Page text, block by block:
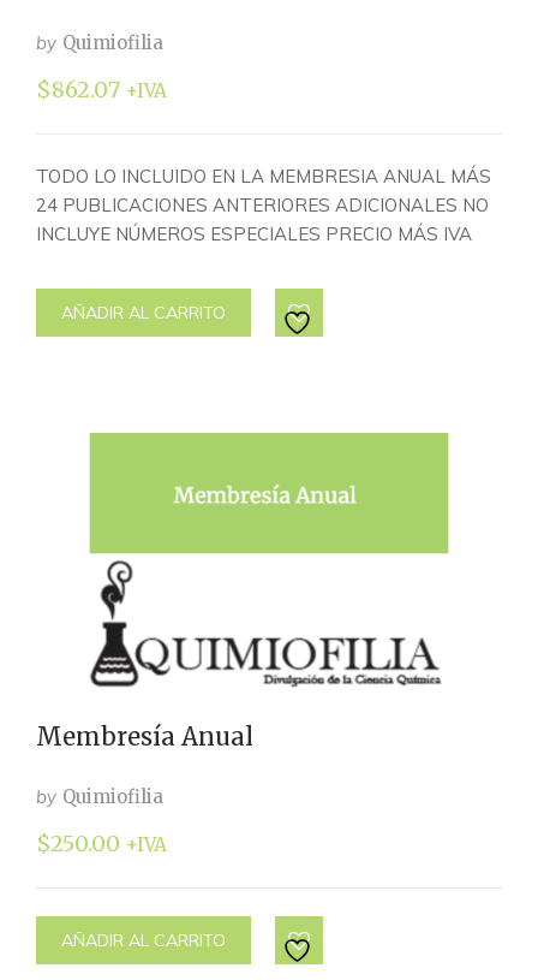
by Quimiofilia
$862.07 +IVA
TODO LO INCLUIDO EN LA MEMBRESIA ANUAL MÁS
24 PUBLICACIONES ANTERIORES ADICIONALES NO
INCLUYE NÚMEROS ESPECIALES PRECIO MÁS IVA
AÑADIR AL CARRITO
Membresía Anual
by Quimiofilia
$250.00 +IVA
AÑADIR AL CARRITO